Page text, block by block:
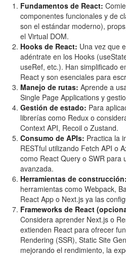
Fundamentos de React:
componentes funcionales y de
son el estándar moderno),
el Virtual DOM.
Hooks de React: Una vez que
adéntrate en los Hooks
useRef, etc.). Han simplificado
React y son esenciales para
Manejo de rutas: Aprende a
Single Page Applications y
Gestión de estado: Para
librerías como Redux o
Context API, Recoil o Zustand.
Consumo de APIs: Practica la
RESTful utilizando Fetch API o
como React Query o SWR para
avanzada.
Herramientas de construcción:
herramientas como Webpack,
React App o Next.js ya las
Frameworks de React
Considera aprender Next.js o
extienden React para ofrecer
Rendering (SSR), Static Site
mejorando el rendimiento, la